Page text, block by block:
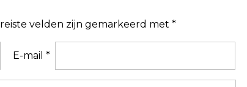
velden zijn gemarkeerd met *
E-mail *